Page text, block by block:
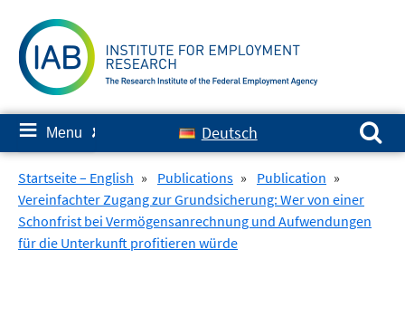
content
≡ Menu ✘ Deutsch
Search for:
Startseite – English » Publications » Publication »
Vereinfachter Zugang zur Grundsicherung: Wer von einer
Schonfrist bei Vermögensanrechnung und Aufwendungen
für die Unterkunft profitieren würde